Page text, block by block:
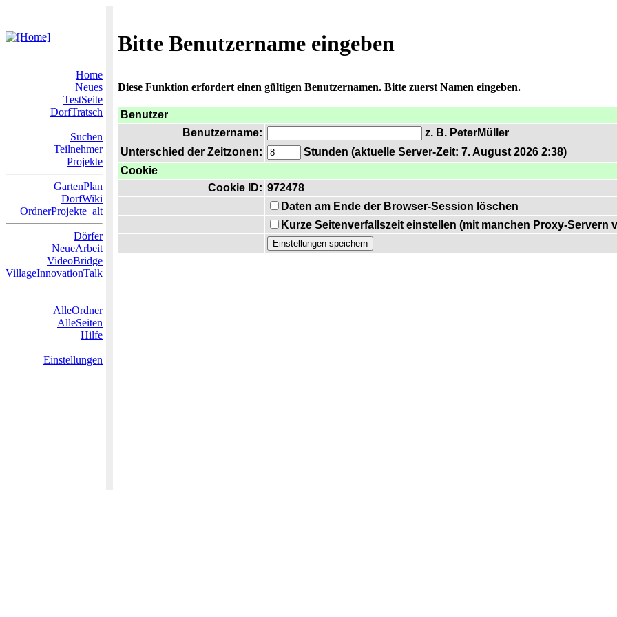
Bitte Benutzername eingeben
Home
Neues
TestSeite
DorfTratsch
Suchen
Teilnehmer
Projekte
GartenPlan
DorfWiki
OrdnerProjekte_alt
Dörfer
NeueArbeit
VideoBridge
VillageInnovationTalk
AlleOrdner
AlleSeiten
Hilfe
Einstellungen
Diese Funktion erfordert einen gültigen Benutzernamen. Bitte zuerst Namen eingeben.
Benutzer
Benutzername:
z. B. PeterMüller
Unterschied der Zeitzonen:
Stunden (aktuelle Server-Zeit: 7. August 2026 2:38)
Cookie
Cookie ID: 972478
Daten am Ende der Browser-Session löschen
Kurze Seitenverfallszeit einstellen (mit manchen Proxy-Servern